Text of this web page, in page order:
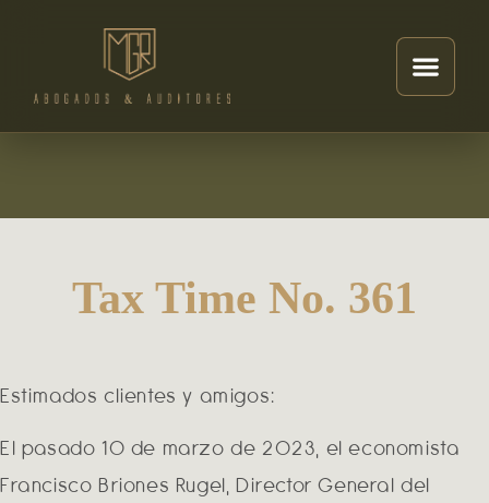
Tax Time No. 361
Estimados clientes y amigos:
El pasado 10 de marzo de 2023, el economista
Francisco Briones Rugel, Director General del